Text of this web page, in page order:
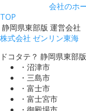
会社のホ
TOP
静岡県東部版 運営会社
株式会社 ゼンリン東海
ドコタテ？ 静岡県東部
・沼津市
・三島市
・富士市
・富士宮市